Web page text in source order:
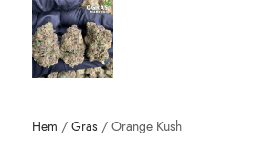
Hem / Gras / Orange Kush